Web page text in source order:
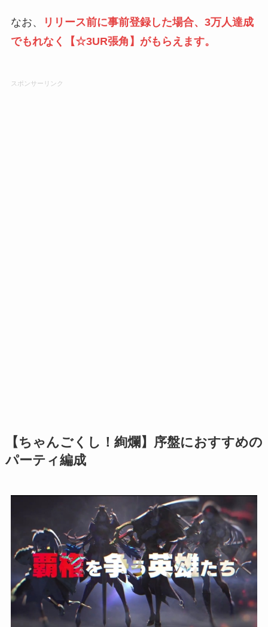
なお、
リリース前に事前登録した場合、3万人達成
でもれなく
【☆3UR張角 】がもらえます。
スポンサーリンク
【ちゃんごくし！絢爛】序盤におすすめの
パーティ編成